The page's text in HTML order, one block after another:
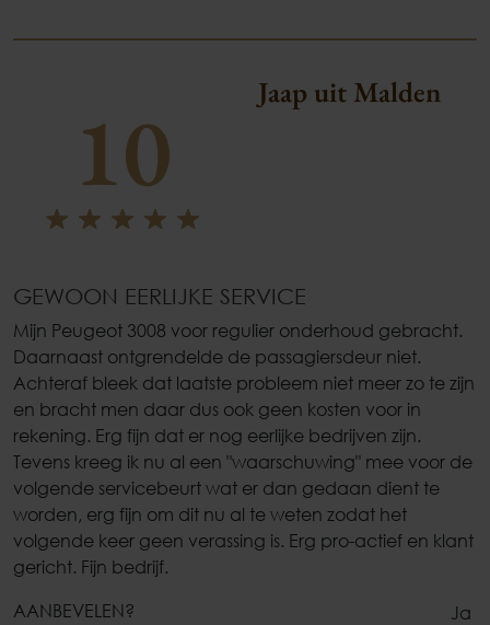
10 Jaap uit Malden
GEWOON EERLIJKE SERVICE
Mijn Peugeot 3008 voor regulier onderhoud gebracht.
Daarnaast ontgrendelde de passagiersdeur niet.
Achteraf bleek dat laatste probleem niet meer zo te zijn
en bracht men daar dus ook geen kosten voor in
rekening. Erg fijn dat er nog eerlijke bedrijven zijn.
Tevens kreeg ik nu al een "waarschuwing" mee voor de
volgende servicebeurt wat er dan gedaan dient te
worden, erg fijn om dit nu al te weten zodat het
volgende keer geen verassing is. Erg pro-actief en klant
gericht. Fijn bedrijf.
AANBEVELEN?
Ja